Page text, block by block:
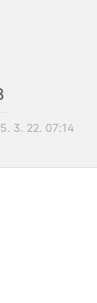
3. 22. 07:14